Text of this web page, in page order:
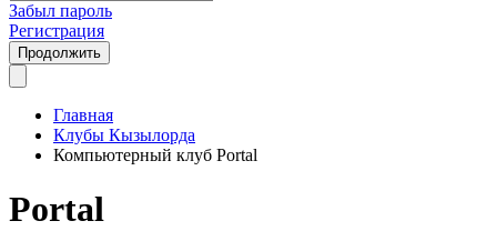
Забыл пароль
Регистрация
Продолжить
Главная
Клубы Кызылорда
Компьютерный клуб Portal
Portal